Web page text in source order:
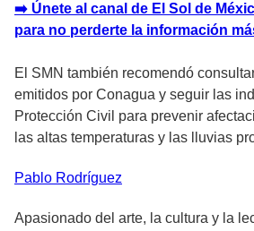
➡️ Únete al canal de El Sol de
para no perderte la información
El SMN también recomendó
emitidos por Conagua y seguir las
Protección Civil para prevenir
las altas temperaturas y las lluvias
Pablo Rodríguez
Apasionado del arte, la cultura y la